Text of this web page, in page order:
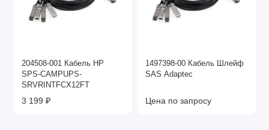
204508-001 Кабель HP
SPS-CAMPUPS-
SRVRINTFCX12FT
3 199 ₽
1497398-00 Кабель Шлейф
SAS Adaptec
Цена по запросу